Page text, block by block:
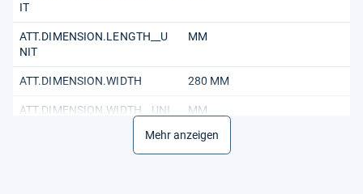
IT
ATT.DIMENSION.LENGTH__U
NIT
MM
ATT.DIMENSION.WIDTH 280 MM
ATT.DIMENSION.WIDTH__UNI
MM
ATT.GLOBAL.NoCUperOU__U
St.
Mehr anzeigen